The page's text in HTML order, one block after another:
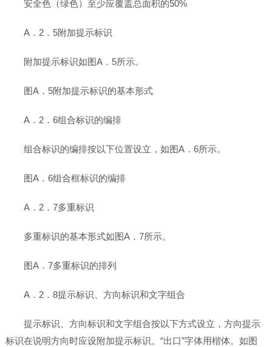
安全色（绿色）至少应覆盖总面积的50%
A．2．5附加提示标识
附加提示标识如图A．5所示。
图A．5附加提示标识的基本形式
A．2．6组合标识的编排
组合标识的编排按以下位置设立，如图A．6所示。
图A．6组合框标识的编排
A．2．7多重标识
多重标识的基本形式如图A．7所示。
图A．7多重标识的排列
A．2．8提示标识、方向标识和文字组合
提示标识、方向标识和文字组合按以下方式设立，方向提示
标识在说明方向时应设附加提示标识。“出口”字体用楷体。如图